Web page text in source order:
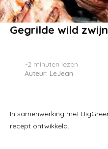
Gegrilde wild
~2 minuten lezen
Auteur: LeJean
In samenwerking met
recept ontwikkeld.